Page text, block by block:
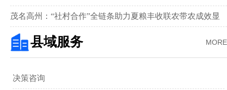
茂名高州：“社村合作”全链条助力夏粮丰收联农带农成效显
著‌
MORE
县域服务
决策咨询